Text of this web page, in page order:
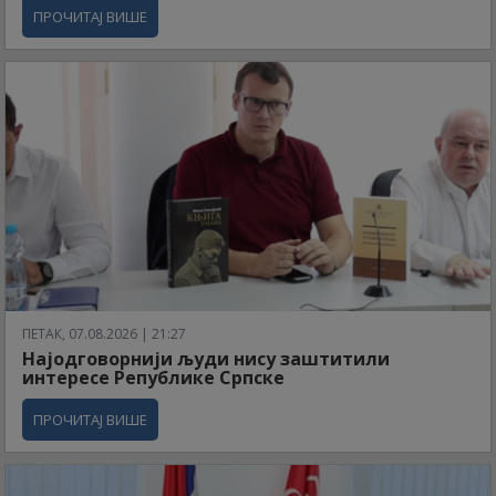
ПРОЧИТАЈ ВИШЕ
ПЕТАК, 07.08.2026 | 21:27
Најодговорнији људи нису заштитили
интересе Републике Српске
ПРОЧИТАЈ ВИШЕ